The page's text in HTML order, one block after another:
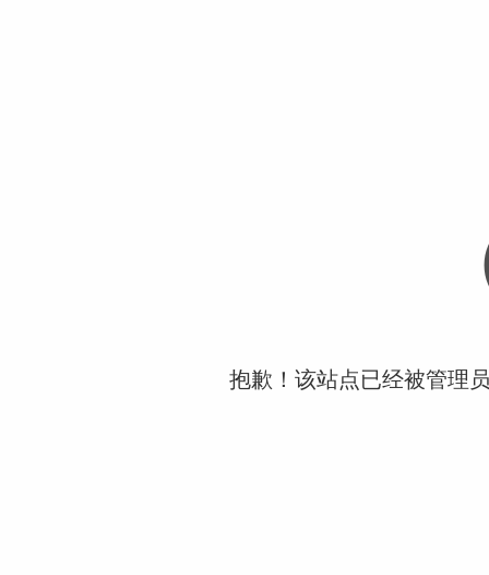
抱歉！该站点已经被管理